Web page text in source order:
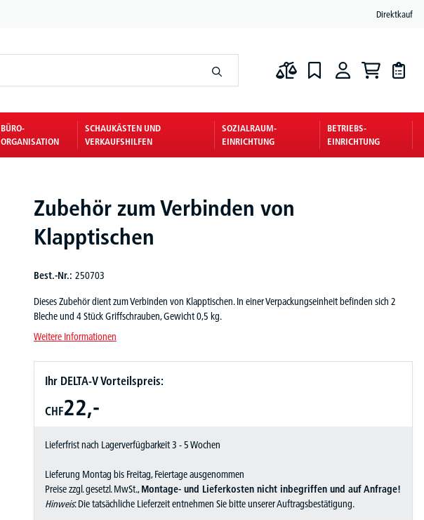
Direktkauf
BÜRO-
ORGANISATION
SCHAUKÄSTEN UND
VERKAUFSHILFEN
SOZIALRAUM-
EINRICHTUNG
BETRIEBS-
EINRICHTUNG
Zubehör zum Verbinden von
Klapptischen
Best.-Nr.: 250703
Dieses Zubehör dient zum Verbinden von Klapptischen. In einer Verpackungseinheit befinden sich 2
Bleche und 4 Stück Griffschrauben, Gewicht 0,5 kg.
Weitere Informationen
Ihr DELTA-V Vorteilspreis:
CHF22,-
Lieferfrist nach Lagerverfügbarkeit 3 - 5 Wochen
Lieferung Montag bis Freitag, Feiertage ausgenommen
Preise zzgl. gesetzl. MwSt.,Montage- und Lieferkosten nicht inbegriffen und auf Anfrage!
Hinweis: Die tatsächliche Lieferzeit entnehmen Sie bitte unserer Auftragsbestätigung.